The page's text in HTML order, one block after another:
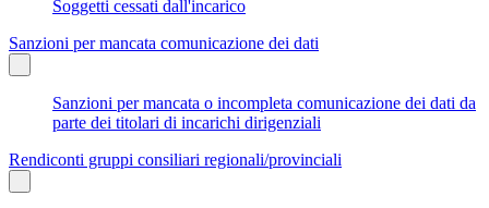
Soggetti cessati dall'incarico
Sanzioni per mancata comunicazione dei dati
Sanzioni per mancata o incompleta comunicazione dei dati da
parte dei titolari di incarichi dirigenziali
Rendiconti gruppi consiliari regionali/provinciali